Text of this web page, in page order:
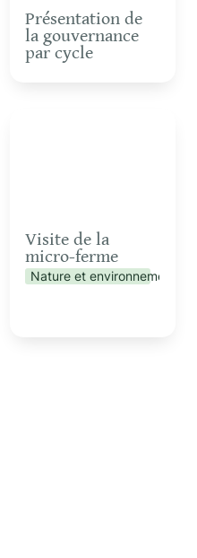
Présentation de
la gouvernance
par cycle
Visite de la
micro-ferme
Nature et environnement